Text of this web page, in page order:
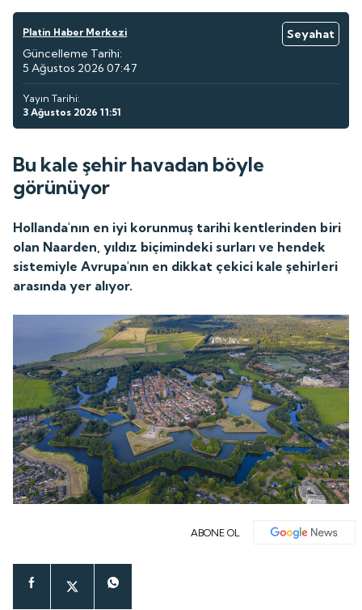
Platin Haber Merkezi
Seyahat
Güncelleme Tarihi:
5 Ağustos 2026 07:47
Yayın Tarihi:
3 Ağustos 2026 11:51
Bu kale şehir havadan böyle
görünüyor
Hollanda'nın en iyi korunmuş tarihi kentlerinden biri
olan Naarden, yıldız biçimindeki surları ve hendek
sistemiyle Avrupa'nın en dikkat çekici kale şehirleri
arasında yer alıyor.
ABONE OL